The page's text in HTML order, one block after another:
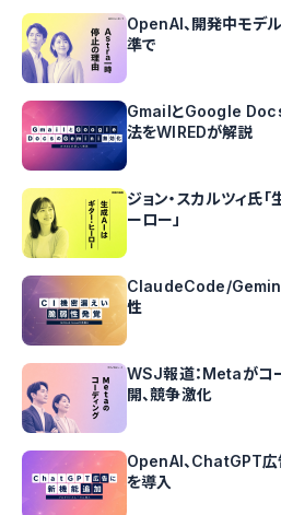
OpenAI、開発中モ
準で
GmailとGoogle
法をWIREDが解説
ジョン・スカルツィ氏
ーロー」
ClaudeCode/
性
WSJ報道：Metaがコ
開、競争激化
OpenAI、ChatGPT広
を導入